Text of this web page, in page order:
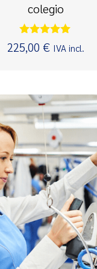
colegio
Valorado
con
225,00 € IVA incl.